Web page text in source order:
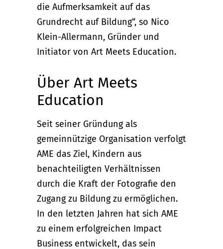
die Aufmerksamkeit auf das
Grundrecht auf Bildung“, so Nico
Klein-Allermann, Gründer und
Initiator von Art Meets Education.
Über Art Meets
Education
Seit seiner Gründung als
gemeinnützige Organisation verfolgt
AME das Ziel, Kindern aus
benachteiligten Verhältnissen
durch die Kraft der Fotografie den
Zugang zu Bildung zu ermöglichen.
In den letzten Jahren hat sich AME
zu einem erfolgreichen Impact
Business entwickelt, das sein